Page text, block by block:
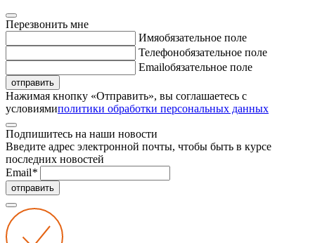
Перезвонить мне
Имяобязательное поле
Телефонобязательное поле
Emailобязательное поле
отправить
Нажимая кнопку «Отправить», вы соглашаетесь с
условиямиполитики обработки персональных данных
Подпишитесь на наши новости
Введите адрес электронной почты, чтобы быть в курсе
последних новостей
Email*
отправить